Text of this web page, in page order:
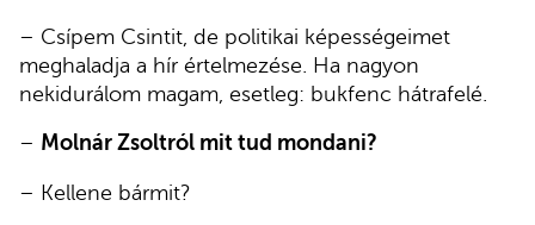
– Csípem Csintit, de politikai képességeimet
meghaladja a hír értelmezése. Ha nagyon
nekidurálom magam, esetleg: bukfenc hátrafelé.
– Molnár Zsoltról mit tud mondani?
– Kellene bármit?